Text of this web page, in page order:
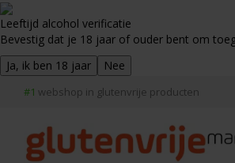
Leeftijd alcohol verificatie
Bevestig dat je 18 jaar of ouder bent om
Ja, ik ben 18 jaar
Nee
#1 webshop in glutenvrije producten